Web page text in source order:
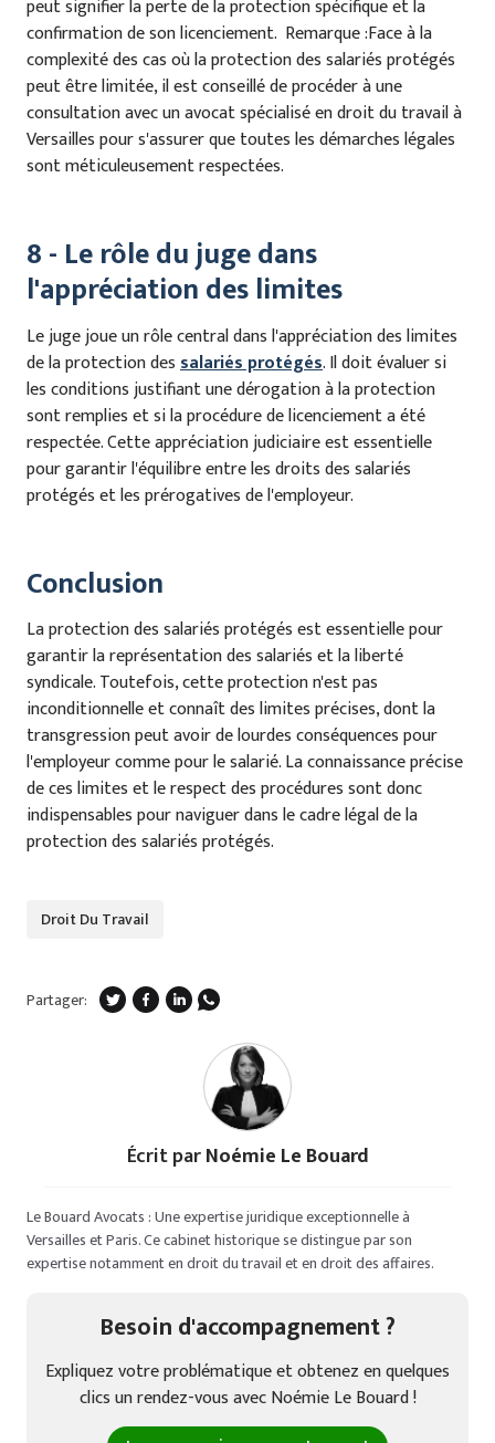
peut signifier la perte de la protection spécifique et la
confirmation de son licenciement. Remarque :Face à la
complexité des cas où la protection des salariés protégés
peut être limitée, il est conseillé de procéder à une
consultation avec un avocat spécialisé en droit du travail à
Versailles pour s'assurer que toutes les démarches légales
sont méticuleusement respectées.
8 - Le rôle du juge dans
l'appréciation des limites
Le juge joue un rôle central dans l'appréciation des limites
de la protection dessalariés protégés. Il doit évaluer si
les conditions justifiant une dérogation à la protection
sont remplies et si la procédure de licenciement a été
respectée. Cette appréciation judiciaire est essentielle
pour garantir l'équilibre entre les droits des salariés
protégés et les prérogatives de l'employeur.
Conclusion
La protection des salariés protégés est essentielle pour
garantir la représentation des salariés et la liberté
syndicale. Toutefois, cette protection n'est pas
inconditionnelle et connaît des limites précises, dont la
transgression peut avoir de lourdes conséquences pour
l'employeur comme pour le salarié. La connaissance précise
de ces limites et le respect des procédures sont donc
indispensables pour naviguer dans le cadre légal de la
protection des salariés protégés.
Droit Du Travail
Partager:
Écrit parNoémie Le Bouard
Le Bouard Avocats : Une expertise juridique exceptionnelle à
Versailles et Paris. Ce cabinet historique se distingue par son
expertise notamment en droit du travail et en droit des affaires.
Besoin d'accompagnement ?
Expliquez votre problématique et obtenez en quelques
clics un rendez-vous avec Noémie Le Bouard !